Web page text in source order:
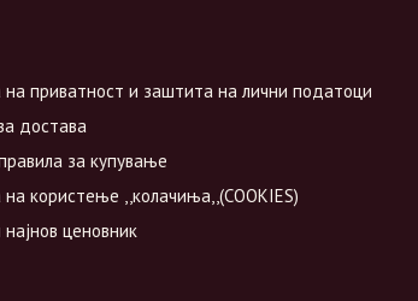
на приватност и заштита на лични податоци
достава
за купување
користење ,,колачиња,,(COOKIES)
ценовник